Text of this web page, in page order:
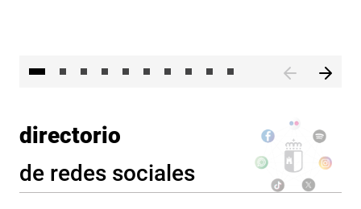
directorio
de redes sociales